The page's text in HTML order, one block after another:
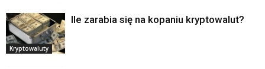
Kryptowaluty
Ile zarabia się na kopaniu kryptowalut?